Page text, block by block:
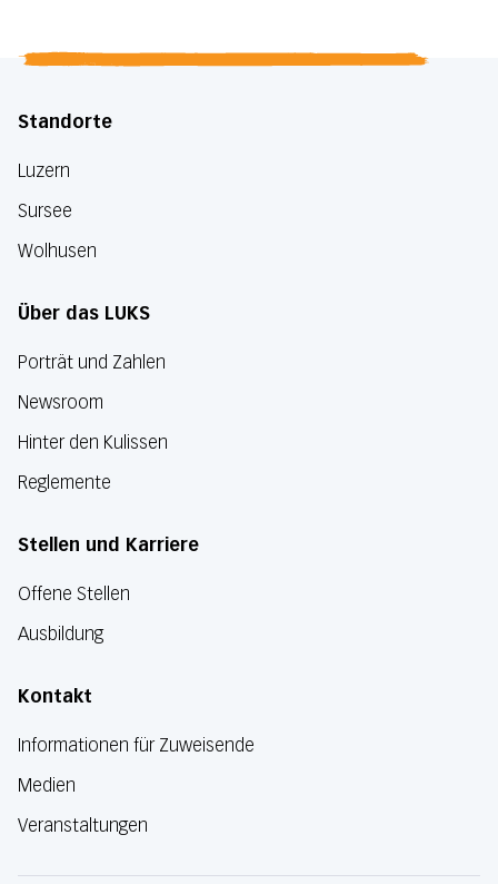
Standorte
Luzern
Sursee
Wolhusen
Über das LUKS
Porträt und Zahlen
Newsroom
Hinter den Kulissen
Reglemente
Stellen und Karriere
Offene Stellen
Ausbildung
Kontakt
Informationen für Zuweisende
Medien
Veranstaltungen